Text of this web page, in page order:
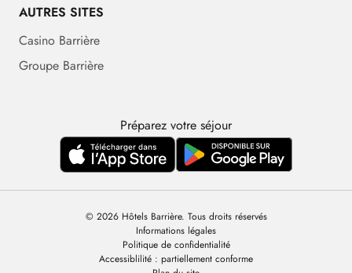
AUTRES SITES
Casino Barrière
Groupe Barrière
Préparez votre séjour
© 2026 Hôtels Barrière. Tous droits réservés
Informations légales
Politique de confidentialité
Accessiblilité : partiellement conforme